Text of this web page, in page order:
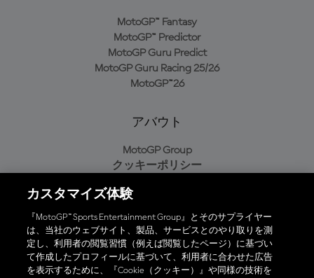
MotoGP™ Fantasy
MotoGP™ Predictor
MotoGP Guru Predict
MotoGP Guru Racing 25/26
MotoGP™26
アバウト
MotoGP Group
クッキーポリシー
プライバシーポリシー
購入ポリシー
オフィシャルアプリ
カスタマイズ体験
『MotoGP™ Sports Entertainment Group』とそのサプライヤー
は、当社のウェブサイト、製品、サービスとのやり取りを測
定し、利用者の閲覧習慣（例えば閲覧したページ）に基づい
て作成したプロフィールに基づいて、利用者に合わせた広告
を表示するために、『Cookie（クッキー）』や同様の技術を